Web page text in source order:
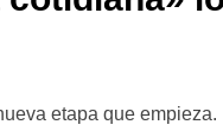
etapa que empieza.